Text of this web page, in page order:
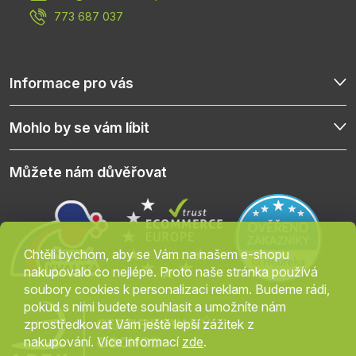
Chtěli bychom, aby se Vám na našem e-shopu
nakupovalo co nejlépe. Proto naše stránka používá
soubory cookies k personalizaci reklam. Budeme rádi,
pokud s nimi budete souhlasit a umožníte nám
zprostředkovat Vám ještě lepší zážitek z
nakupování. Více informací zde.
773 687 037
Informace pro vás
Mohlo by se vám líbit
Můžete nám důvěřovat